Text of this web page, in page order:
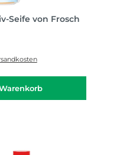
Seife von Frosch